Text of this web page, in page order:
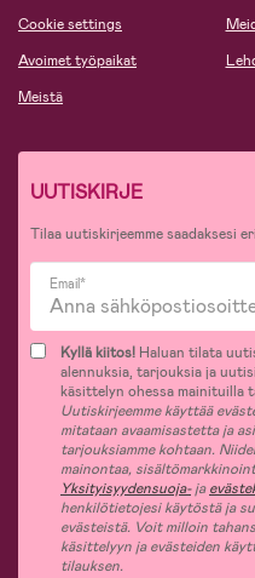
Cookie settings
Avoimet työpaikat
Meistä
UUTISKIRJE
Tilaa uutiskirjeemme saadaksesi
Email*
Kyllä kiitos! Haluan tilata
alennuksia, tarjouksia ja
käsittelyn ohessa mainituilla
Uutiskirjeemme käyttää
mitataan avaamisastetta ja
tarjouksiamme kohtaan.
mainontaa,
Yksityisyydensuoja-ja
henkilötietojesi käytöstä ja
evästeistä. Voit milloin
käsittelyyn ja evästeiden
tilauksen.